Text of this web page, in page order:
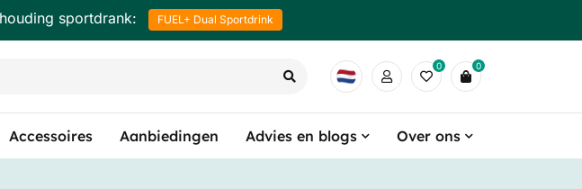
sportdrank: FUEL+ Dual Sportdrink
0 0
Accessoires Aanbiedingen Advies en blogs Over ons